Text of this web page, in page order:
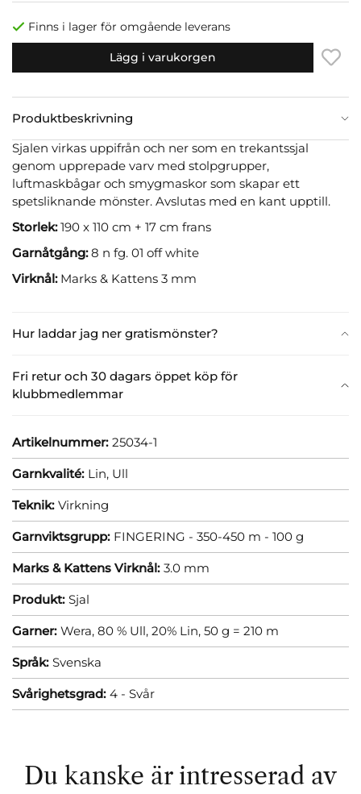
Finns i lager för omgående leverans
Lägg i varukorgen
Produktbeskrivning
Hur laddar jag ner gratismönster?
Fri retur och 30 dagars öppet köp för
klubbmedlemmar
Sjalen virkas uppifrån och ner som en trekantssjal
genom upprepade varv med stolpgrupper,
luftmaskbågar och smygmaskor som skapar ett
spetsliknande mönster. Avslutas med en kant upptill.
Storlek:190 x 110 cm + 17 cm frans
Garnåtgång:8 n fg. 01 off white
Virknål:Marks & Kattens 3 mm
Artikelnummer: 25034-1
Garnkvalité: Lin, Ull
Teknik: Virkning
Garnviktsgrupp: FINGERING - 350-450 m - 100 g
Marks & Kattens Virknål: 3.0 mm
Produkt: Sjal
Garner: Wera, 80 % Ull, 20% Lin, 50 g = 210 m
Språk: Svenska
Svårighetsgrad: 4 - Svår
Du kanske är intresserad av